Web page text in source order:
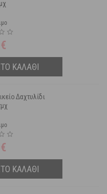
€
ΚΑΛΑΘΙ
Δαχτυλίδι
€
ΚΑΛΑΘΙ